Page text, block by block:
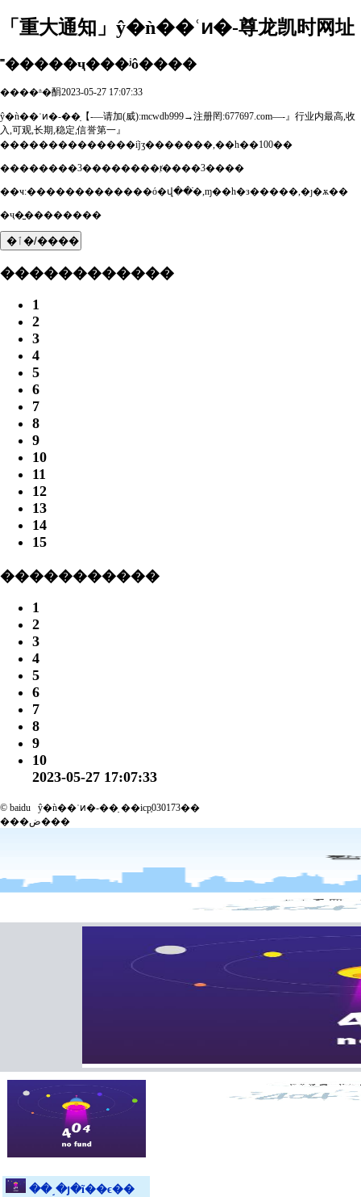
「重大通知」ŷ�ǹ��ʿͷ�-尊龙凯时网址
˭�����ҷ���ʲô����
����ʱ�䣺2023-05-27 17:07:33
ŷ�ǹ��ʿͷ�-��ַ【-—请加(威):mcwdb999→注册罔:677697.com—-』行业内最高,收
入,可观,长期,稳定,信誉第一』
��������������ܵĳʒ�������,��һ��100��
��������3��������ⱦ����3����
��ҹ:�������������ό�վ��ֿ�,ɱ��һ�з�����,�ȷ�ѫ��
�ҷ�̫��������
�ٱ�/����
������������
1
2
3
4
5
6
7
8
9
10
11
12
13
14
15
�����������
1
2
3
4
5
6
7
8
9
10
2023-05-27 17:07:33
© baidu
ŷ�ǹ��ʿͷ�-��ַ ��icp֤030173��
���ض���
��˼�յ�ĩ��ϵ��